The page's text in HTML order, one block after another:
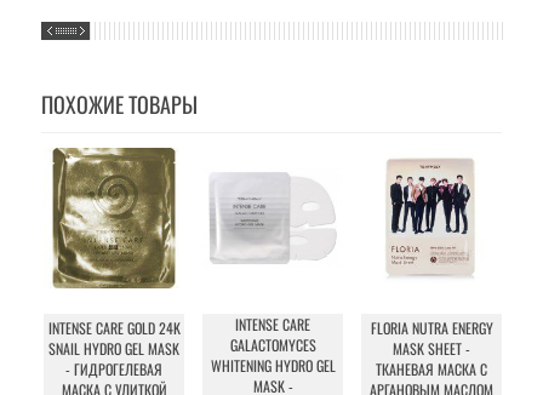
ПОХОЖИЕ ТОВАРЫ
INTENSE CARE GOLD 24K
SNAIL HYDRO GEL MASK
- ГИДРОГЕЛЕВАЯ
МАСКА С УЛИТКОЙ
INTENSE CARE
GALACTOMYCES
WHITENING HYDRO GEL
MASK -
FLORIA NUTRA ENERGY
MASK SHEET -
ТКАНЕВАЯ МАСКА С
АРГАНОВЫМ МАСЛОМ